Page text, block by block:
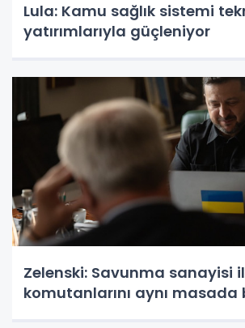
Lula: Kamu sağlık sistemi
yatırımlarıyla güçleniyor
Zelenski: Savunma sanayisi
komutanlarını aynı